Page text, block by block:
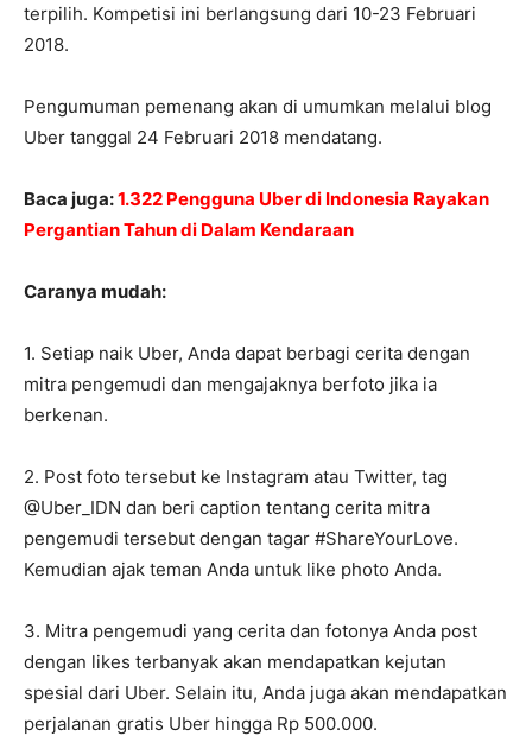
terpilih. Kompetisi ini berlangsung dari 10-23 Februari
2018.
Pengumuman pemenang akan di umumkan melalui blog
Uber tanggal 24 Februari 2018 mendatang.
Baca juga:1.322 Pengguna Uber di Indonesia Rayakan
Pergantian Tahun di Dalam Kendaraan
Caranya mudah:
1. Setiap naik Uber, Anda dapat berbagi cerita dengan
mitra pengemudi dan mengajaknya berfoto jika ia
berkenan.
2. Post foto tersebut ke Instagram atau Twitter, tag
@Uber_IDN dan beri caption tentang cerita mitra
pengemudi tersebut dengan tagar #ShareYourLove.
Kemudian ajak teman Anda untuk like photo Anda.
3. Mitra pengemudi yang cerita dan fotonya Anda post
dengan likes terbanyak akan mendapatkan kejutan
spesial dari Uber. Selain itu, Anda juga akan mendapatkan
perjalanan gratis Uber hingga Rp 500.000.